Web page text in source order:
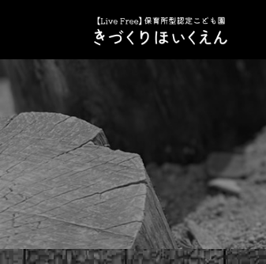
ン
ツ
ス
キ
ッ
プ
ー
シ
ン
に
移
動